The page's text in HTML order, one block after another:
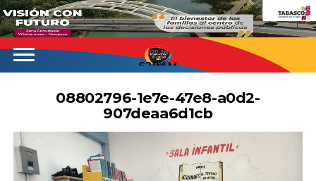
620AM
08802796-1e7e-47e8-a0d2-
907deaa6d1cb